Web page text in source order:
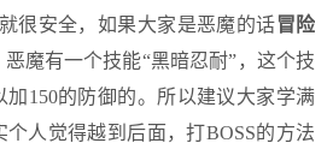
很安全，如果大家是恶魔的话冒险
恶魔有一个技能“黑暗忍耐”，这个技
150的防御的。所以建议大家学满
人觉得越到后面，打BOSS的方法